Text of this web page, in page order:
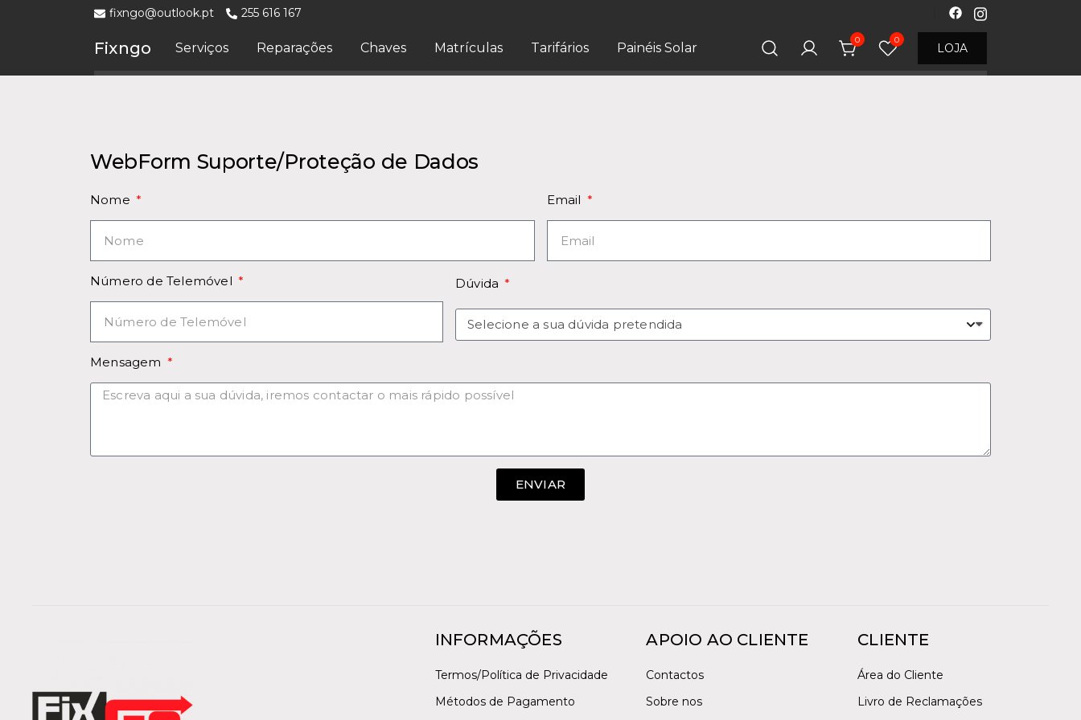
fixngo@outlook.pt 255 616 167
Fixngo Serviços Reparações Chaves Matrículas Tarifários Painéis Solar
0 0
LOJA
WebForm Suporte/Proteção de Dados
Nome Email
Número de Telemóvel Dúvida
Mensagem
ENVIAR
INFORMAÇÕES
Termos/Política de Privacidade
Métodos de Pagamento
APOIO AO CLIENTE
Contactos
Sobre nos
CLIENTE
Área do Cliente
Livro de Reclamações